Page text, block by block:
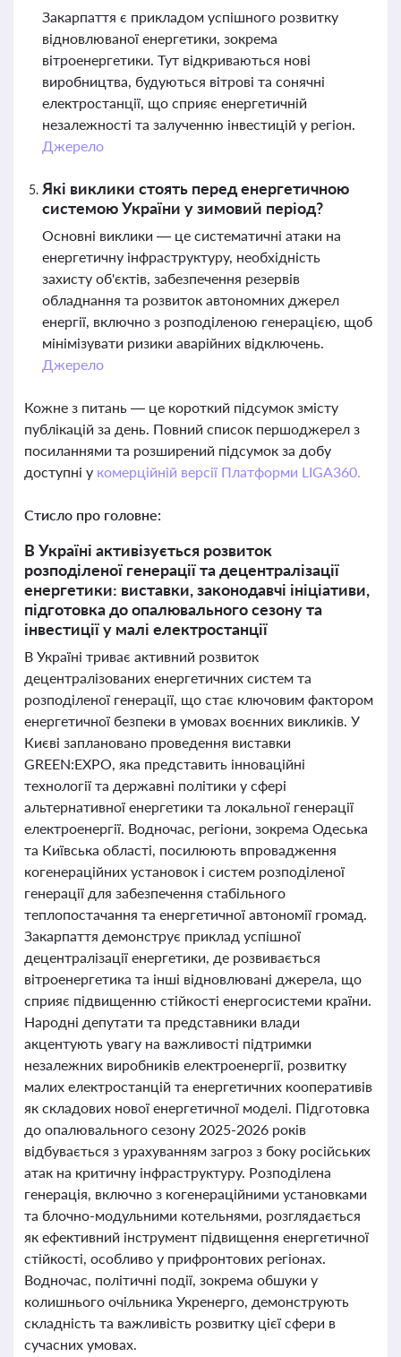
Закарпаття є прикладом успішного розвитку
відновлюваної енергетики, зокрема
вітроенергетики. Тут відкриваються нові
виробництва, будуються вітрові та сонячні
електростанції, що сприяє енергетичній
незалежності та залученню інвестицій у регіон.
Джерело
Які виклики стоять перед енергетичною
системою України у зимовий період?
Основні виклики — це систематичні атаки на
енергетичну інфраструктуру, необхідність
захисту об'єктів, забезпечення резервів
обладнання та розвиток автономних джерел
енергії, включно з розподіленою генерацією, щоб
мінімізувати ризики аварійних відключень.
Джерело
Кожне з питань — це короткий підсумок змісту
публікацій за день. Повний список першоджерел з
посиланнями та розширений підсумок за добу
доступні у комерційній версії Платформи LIGA360.
Стисло про головне:
В Україні активізується розвиток
розподіленої генерації та децентралізації
енергетики: виставки, законодавчі ініціативи,
підготовка до опалювального сезону та
інвестиції у малі електростанції
В Україні триває активний розвиток
децентралізованих енергетичних систем та
розподіленої генерації, що стає ключовим фактором
енергетичної безпеки в умовах воєнних викликів. У
Києві заплановано проведення виставки
GREEN:EXPO, яка представить інноваційні
технології та державні політики у сфері
альтернативної енергетики та локальної генерації
електроенергії. Водночас, регіони, зокрема Одеська
та Київська області, посилюють впровадження
когенераційних установок і систем розподіленої
генерації для забезпечення стабільного
теплопостачання та енергетичної автономії громад.
Закарпаття демонструє приклад успішної
децентралізації енергетики, де розвивається
вітроенергетика та інші відновлювані джерела, що
сприяє підвищенню стійкості енергосистеми країни.
Народні депутати та представники влади
акцентують увагу на важливості підтримки
незалежних виробників електроенергії, розвитку
малих електростанцій та енергетичних кооперативів
як складових нової енергетичної моделі. Підготовка
до опалювального сезону 2025-2026 років
відбувається з урахуванням загроз з боку російських
атак на критичну інфраструктуру. Розподілена
генерація, включно з когенераційними установками
та блочно-модульними котельнями, розглядається
як ефективний інструмент підвищення енергетичної
стійкості, особливо у прифронтових регіонах.
Водночас, політичні події, зокрема обшуки у
колишнього очільника Укренерго, демонструють
складність та важливість розвитку цієї сфери в
сучасних умовах.